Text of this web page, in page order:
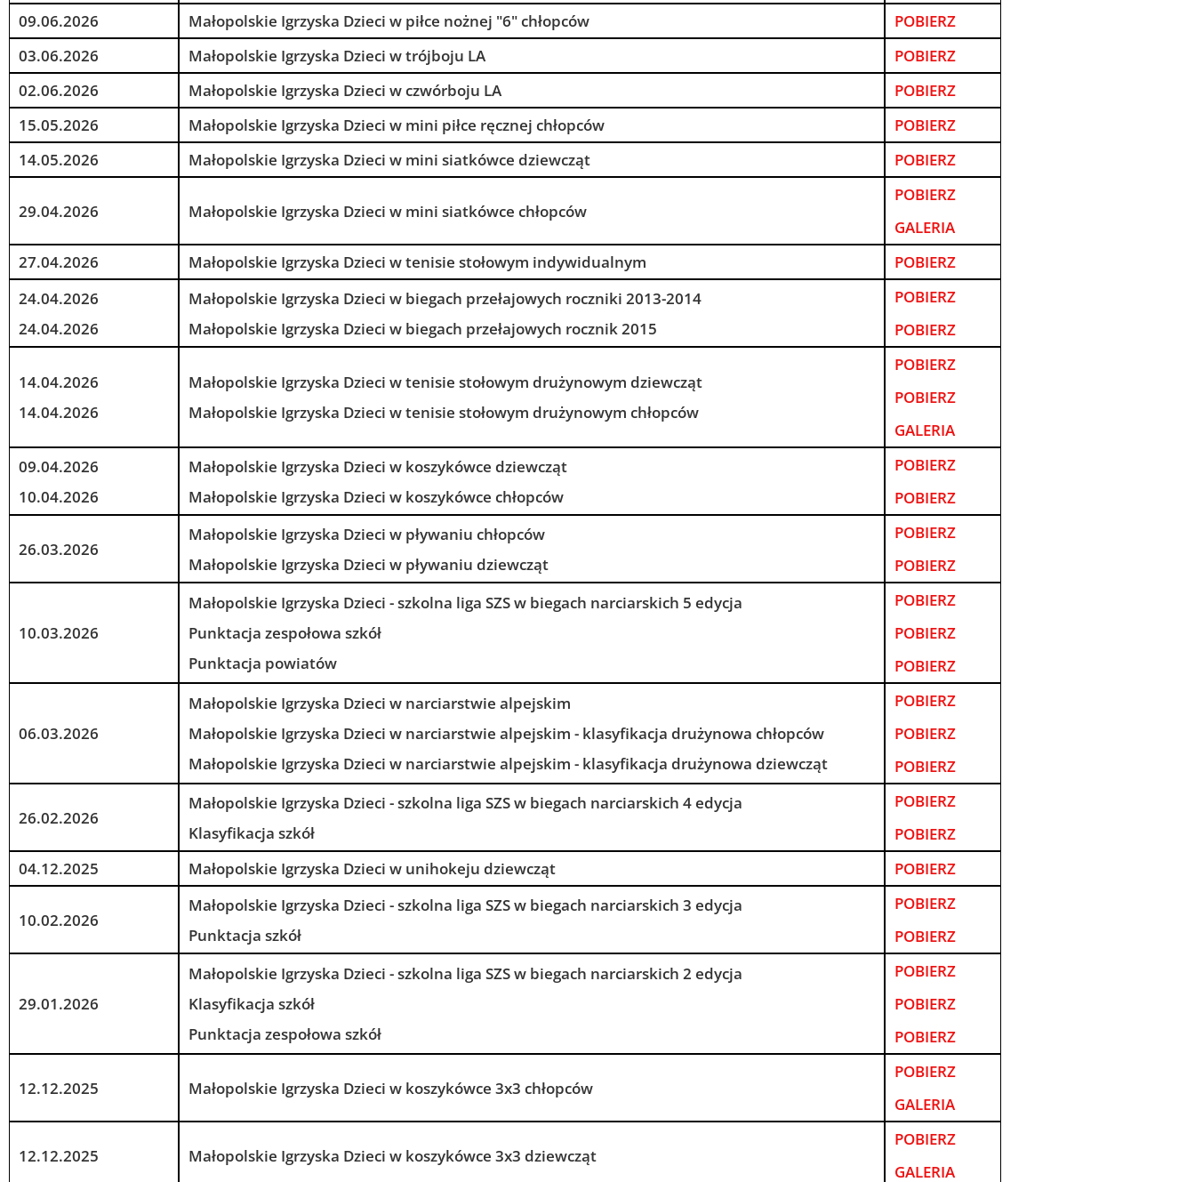
09.06.2026
Małopolskie Igrzyska Dzieci w piłce nożnej "6" chłopców
POBIERZ
03.06.2026
Małopolskie Igrzyska Dzieci w trójboju LA
POBIERZ
02.06.2026
Małopolskie Igrzyska Dzieci w czwórboju LA
POBIERZ
15.05.2026
Małopolskie Igrzyska Dzieci w mini piłce ręcznej chłopców
POBIERZ
14.05.2026
Małopolskie Igrzyska Dzieci w mini siatkówce dziewcząt POBIERZ
29.04.2026 Małopolskie Igrzyska Dzieci w mini siatkówce chłopców
POBIERZ
GALERIA
27.04.2026
Małopolskie Igrzyska Dzieci w tenisie stołowym indywidualnym
POBIERZ
24.04.2026
24.04.2026
Małopolskie Igrzyska Dzieci w biegach przełajowych roczniki 2013-2014
Małopolskie Igrzyska Dzieci w biegach przełajowych rocznik 2015
POBIERZ
POBIERZ
14.04.2026
14.04.2026
Małopolskie Igrzyska Dzieci w tenisie stołowym drużynowym dziewcząt
Małopolskie Igrzyska Dzieci w tenisie stołowym drużynowym chłopców
POBIERZ
POBIERZ
GALERIA
09.04.2026
10.04.2026
Małopolskie Igrzyska Dzieci w koszykówce dziewcząt
Małopolskie Igrzyska Dzieci w koszykówce chłopców
POBIERZ
POBIERZ
26.03.2026
Małopolskie Igrzyska Dzieci w pływaniu chłopców
Małopolskie Igrzyska Dzieci w pływaniu dziewcząt
POBIERZ
POBIERZ
10.03.2026
Małopolskie Igrzyska Dzieci - szkolna liga SZS w biegach narciarskich 5 edycja
Punktacja zespołowa szkół
Punktacja powiatów
POBIERZ
POBIERZ
POBIERZ
06.03.2026
Małopolskie Igrzyska Dzieci w narciarstwie alpejskim
Małopolskie Igrzyska Dzieci w narciarstwie alpejskim - klasyfikacja drużynowa chłopców
Małopolskie Igrzyska Dzieci w narciarstwie alpejskim - klasyfikacja drużynowa dziewcząt
POBIERZ
POBIERZ
POBIERZ
26.02.2026
Małopolskie Igrzyska Dzieci - szkolna liga SZS w biegach narciarskich 4 edycja
Klasyfikacja szkół
POBIERZ
POBIERZ
04.12.2025
Małopolskie Igrzyska Dzieci w unihokeju dziewcząt POBIERZ
10.02.2026
Małopolskie Igrzyska Dzieci - szkolna liga SZS w biegach narciarskich 3 edycja
Punktacja szkół
POBIERZ
POBIERZ
29.01.2026
Małopolskie Igrzyska Dzieci - szkolna liga SZS w biegach narciarskich 2 edycja
Klasyfikacja szkół
Punktacja zespołowa szkół
POBIERZ
POBIERZ
POBIERZ
12.12.2025 Małopolskie Igrzyska Dzieci w koszykówce 3x3 chłopców
POBIERZ
GALERIA
12.12.2025 Małopolskie Igrzyska Dzieci w koszykówce 3x3 dziewcząt
POBIERZ
GALERIA